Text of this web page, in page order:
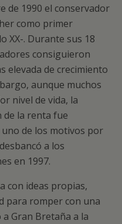
de 1990 el conservador
como primer
XX-. Durante sus 18
consiguieron
elevada de crecimiento
aunque muchos
nivel de vida, la
de la renta fue
de los motivos por
a los
en 1997.
con ideas propias,
para romper con una
Gran Bretaña a la